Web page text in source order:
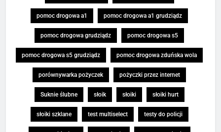
pomoc drogowa a1 pomoc drogowa a1 grudziądz
pomoc drogowa grudziądz pomoc drogowa s5
pomoc drogowa s5 grudziądz pomoc drogowa zduńska wola
porównywarka pożyczek pożyczki przez internet
Suknie ślubne słoik słoiki słoiki hurt
słoiki szklane test multiselect testy do policji